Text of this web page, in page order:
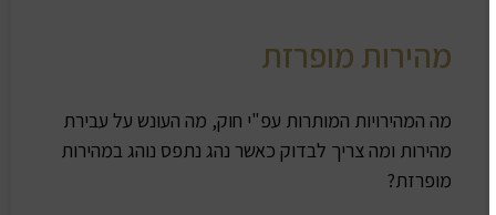
מהירות מופרזת
מה המהירויות המותרות עפ"י חוק, מה העונש על עבירת
מהירות ומה צריך לבדוק כאשר נהג נתפס נוהג במהירות
מופרזת?